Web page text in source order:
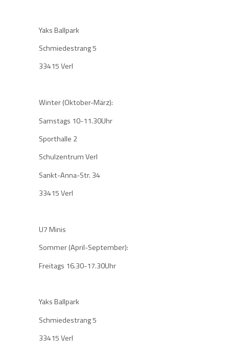
Yaks Ballpark
Schmiedestrang 5
33415 Verl
Winter (Oktober-März):
Samstags 10-11.30Uhr
Sporthalle 2
Schulzentrum Verl
Sankt-Anna-Str. 34
33415 Verl
U7 Minis
Sommer (April-September):
Freitags 16.30-17.30Uhr
Yaks Ballpark
Schmiedestrang 5
33415 Verl